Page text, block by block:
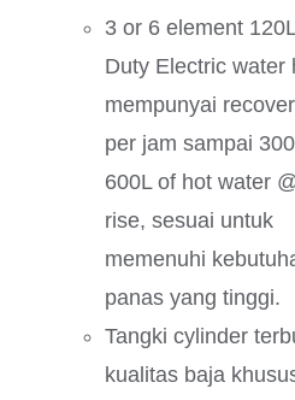
3 or 6 element
Duty Electric water
mempunyai
per jam sampai
600L of hot water
rise, sesuai untuk
memenuhi
panas yang tinggi.
Tangki cylinder
kualitas baja